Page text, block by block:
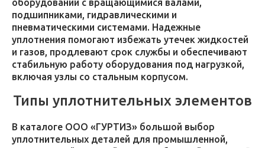
оборудовании с вращающимися валами,
подшипниками, гидравлическими и
пневматическими системами. Надежные
уплотнения помогают избежать утечек жидкостей
и газов, продлевают срок службы и обеспечивают
стабильную работу оборудования под нагрузкой,
включая узлы со стальным корпусом.
Типы уплотнительных элементов
В каталоге ООО «ГУРТИЗ» большой выбор
уплотнительных деталей для промышленной,